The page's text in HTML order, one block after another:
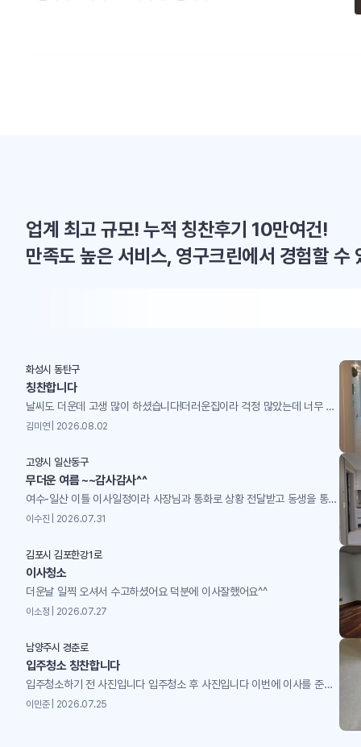
업계 최고 규모! 누적 칭찬후기 10만여건!
만족도 높은 서비스, 영구크린에서 경험할 수
화성시 동탄구
칭찬합니다
날씨도 더운데 고생 많이 하셨습니다!더러운집이라 걱정 많았는데 너무 깨끗해졌어요!
김미연 | 2026.08.02
고양시 일산동구
무더운 여름 ~~감사감사^^
여수-일산 이틀 이사일정이라 사장님과 통화로 상황 전달받고 동생을 통해 전후 상황을 전해 듣고틈틈이 사장님께서 사진과 동영상으로 실시간 보고해주셔서 ^^ 청소걱정 하지 않고 맘 편히 마무리하고 일산을 향해 가고 있는중 사장님 직원분들께 넘 고맙고 감사해서 글 올립니다 .한번더 이사 계획중이라 담번에도 사장님께 부탁드리고 싶습니다~~더운날 고생 많으셨고 감사합니다^^
이수진 | 2026.07.31
김포시 김포한강1로
이사청소
더운날 일찍 오셔서 수고하셨어요 덕분에 이사잘했어요^^
이소정 | 2026.07.27
남양주시 경춘로
입주청소 칭찬합니다
입주청소하기 전 사진입니다 입주청소 후 사진입니다 이번에 이사를 준비하면서 영구이사의 입주청소 서비스를 함께 이용했는데, 정말 만족스러웠던 경험이라 후기 남겨봅니다. 사실 저희 집은 이사 전에 전체적으로 인테리어 공사를 새로 진행한 상태라 청소 전에는 집 안 곳곳이 공사 먼지와 분진으로 꽤 지저분한 상태였어요. 새로 인테리어를 한 만큼 깨끗한 공간에서 입주하고 싶었는데, 직접 청소하기에는 손이 많이 가고 일반적인 청소만으로는 해결하기 어려운 부분도 많아서 전문 입주청소를 이용하게 됐습니다.처음 상담할 때부터 직원분께서 정말 친절하게 응대해 주셔서 기분 좋게 서비스를 예약할 수 있었어요. 단순히 예약만 진행하는 것이 아니라 청소 범위와 진행 과정, 어떤 부분을 중점적으로 확인하는지까지 자세하게 설명해 주셔서 처음 이용하는 입장에서도 믿음이 갔습니다.청소 당일에도 직원분들이 꼼꼼하고 전문적으로 작업해 주시는 모습이 인상적이었어요. 인테리어 공사 후에 남아 있던 먼지와 분진은 물론이고, 눈에 잘 띄지 않는 구석이나 틈새까지 세심하게 신경 써서 청소해 주셨습니다. 특히 새로 인테리어한 공간이다 보니 혹시 청소 과정에서 가구나 마감재에 손상이 생기지는 않을까 걱정했는데, 각 공간과 자재의 특성을 고려해서 조심스럽게 작업해 주시는 모습이 보여서 안심할 수 있었어요.청소가 끝난 후 집을 둘러보는데 정말 깜짝 놀랐습니다. 공사 직후에는 아무리 새로 인테리어를 했어도 먼지 때문에 전체적으로 지저분하고 어수선한 느낌이었는데, 청소가 끝나고 나니 집이 완전히 달라진 것처럼 깔끔하고 쾌적해졌어요. 새로 인테리어한 공간의 분위기도 훨씬 잘 살아나고, 이제야 정말 새로운 집에 입주한다는 실감이 들더라고요.무엇보다 좋았던 점은 청소만 해놓고 끝나는 것이 아니라, 작업한 부분에 대해 자세하게 설명해 주시고 청소 후 상태도 함께 확인해 주셨다는 점이에요. 제가 미처 생각하지 못했던 부분까지 세심하게 체크해 주셔서 더욱 만족스러웠습니다. 직원분들 모두 친절하시고 책임감 있게 작업해 주셔서 처음 상담부터 청소가 끝나는 순간까지 전반적으로 서비스 만족도가 정말 높았어요.인테리어 공사 후 입주청소를 알아보시는 분들이라면 특히 전문적인 청소가 왜 필요한지 직접 느끼실 것 같아요. 새로 인테리어한 집을 정말 깨끗한 상태에서 시작하고 싶었는데, 영구이사 덕분에 기분 좋게 입주할 수 있었습니다. 친절한 응대부터 꼼꼼하고 전문적인 청소, 그리고 청소 과정과 결과에 대한 자세한 설명까지 전체적으로 만족스러운 서비스였어요. 주변에서 입주청소 업체를 추천해 달라고 한다면 자신 있게 추천할 수 있을 것 같고, 다음에 또 이사하거나 청소가 필요할 일이 생긴다면 다시 이용하고 싶습니다. 덕분에 깨끗하고 쾌적한 새집에서 기분 좋게 새로운 시작을 할 수 있었어요!
이민준 | 2026.07.25